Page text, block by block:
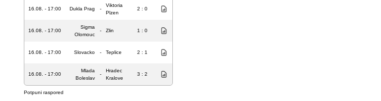
16.08. - 17:00 Dukla Prag -
Viktoria
Plzen
2 : 0
16.08. - 17:00
Sigma
Olomouc
- Zlin 1 : 0
16.08. - 17:00 Slovacko - Teplice 2 : 1
16.08. - 17:00
Mlada
Boleslav
-
Hradec
Kralove
3 : 2
Potpuni raspored